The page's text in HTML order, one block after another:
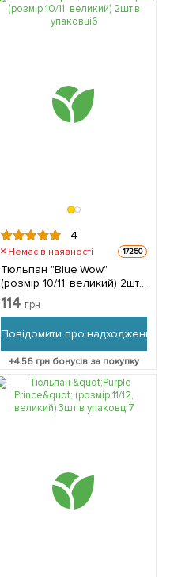
4
Немає в наявності 17250
Тюльпан "Blue Wow"
(розмір 10/11, великий) 2шт
в упаковці
114 грн
Повідомити про надходження
+4.56грн бонусів за покупку